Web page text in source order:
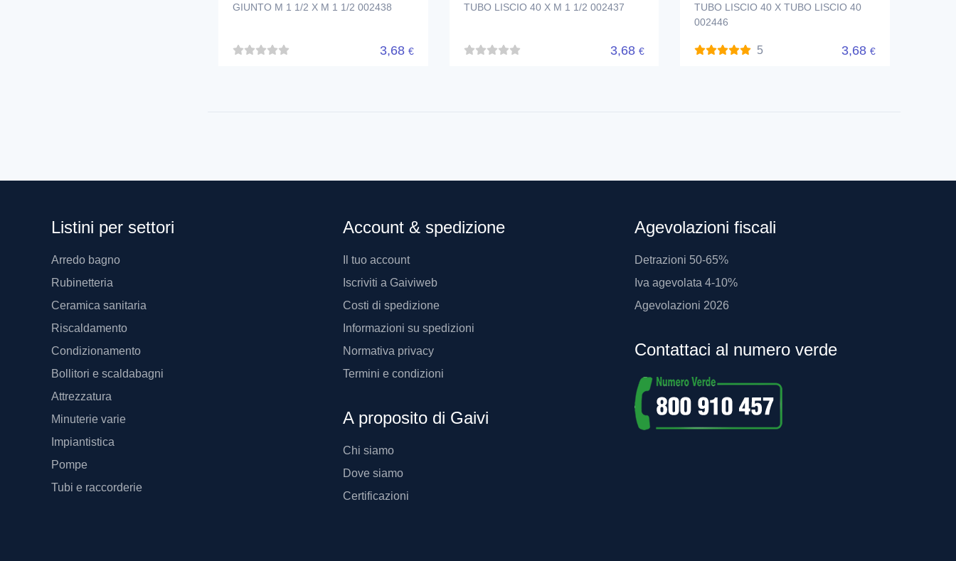
GIUNTO M 1 1/2 X M 1 1/2 002438
3,68 €
TUBO LISCIO 40 X M 1 1/2 002437
3,68€
TUBO LISCIO 40 X TUBO LISCIO 40
002446
5 3,68 €
Listini per settori
Arredo bagno
Rubinetteria
Ceramica sanitaria
Riscaldamento
Condizionamento
Bollitori e scaldabagni
Attrezzatura
Minuterie varie
Impiantistica
Pompe
Tubi e raccorderie
Account & spedizione
Il tuo account
Iscriviti a Gaiviweb
Costi di spedizione
Informazioni su spedizioni
Normativa privacy
Termini e condizioni
A proposito di Gaivi
Chi siamo
Dove siamo
Certificazioni
Agevolazioni fiscali
Detrazioni 50-65%
Iva agevolata 4-10%
Agevolazioni 2026
Contattaci al numero verde